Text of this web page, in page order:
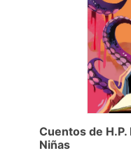
Cuentos de
Niñas